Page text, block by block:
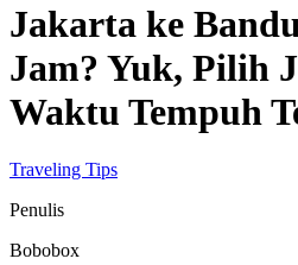
Jakarta ke
Jam? Yuk, Pilih
Waktu Tempuh
Traveling Tips
Penulis
Bobobox